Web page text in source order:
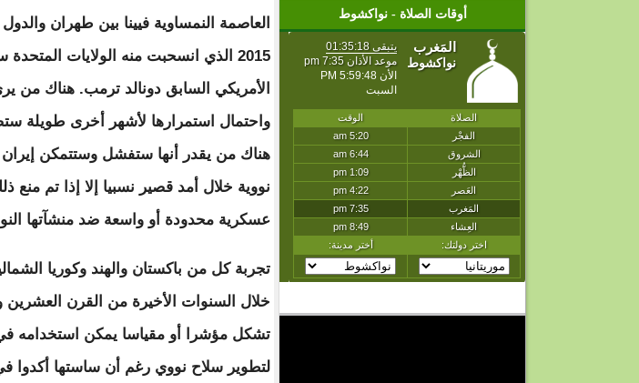
أوقات الصلاة - نواكشوط
العاصمة النمساوية فيينا بين طهران
الأمريكي السابق دونالد ترمب. هناك من
واحتمال استمرارها لأشهر أخرى طويلة
هناك من يقدر أنها ستفشل وستتمكن
نووية خلال أمد قصير نسبيا إلا إذا تم
عسكرية محدودة أو واسعة ضد منشآتها
تجربة كل من باكستان والهند وكوريا
خلال السنوات الأخيرة من القرن العشرين
تشكل مؤشرا أو مقياسا يمكن استخدامه
لتطوير سلاح نووي رغم أن ساستها أكدوا